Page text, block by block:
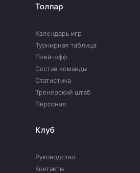
Толпар
Календарь игр
Турнирная таблица
Плей-офф
Состав команды
Статистика
Тренерский штаб
Персонал
Клуб
Руководство
Контакты